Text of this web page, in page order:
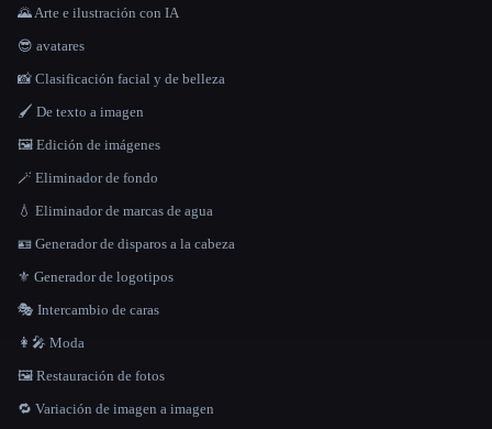
🌄 Arte e ilustración con IA
😎 avatares
📸 Clasificación facial y de belleza
🖌️ De texto a imagen
🖼️ Edición de imágenes
🪄 Eliminador de fondo
💧 Eliminador de marcas de agua
🪪 Generador de disparos a la cabeza
⚜️ Generador de logotipos
🎭 Intercambio de caras
👩‍🎤 Moda
🖼️ Restauración de fotos
🔁 Variación de imagen a imagen